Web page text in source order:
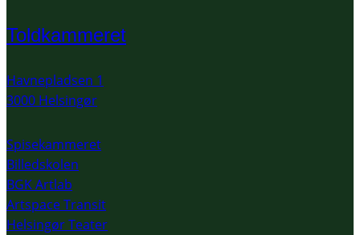
Toldkammeret
Havnepladsen 1
3000 Helsingør
Spisekammeret
Billedskolen
BGK Artlab
Artspace Transit
Helsingør Teater